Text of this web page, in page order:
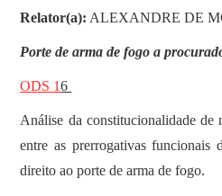
Relator(a): ALEXANDRE DE
Porte de arma de fogo a
ODS 16
Análise da constitucionalidade de
entre as prerrogativas funcionais
direito ao porte de arma de fogo.